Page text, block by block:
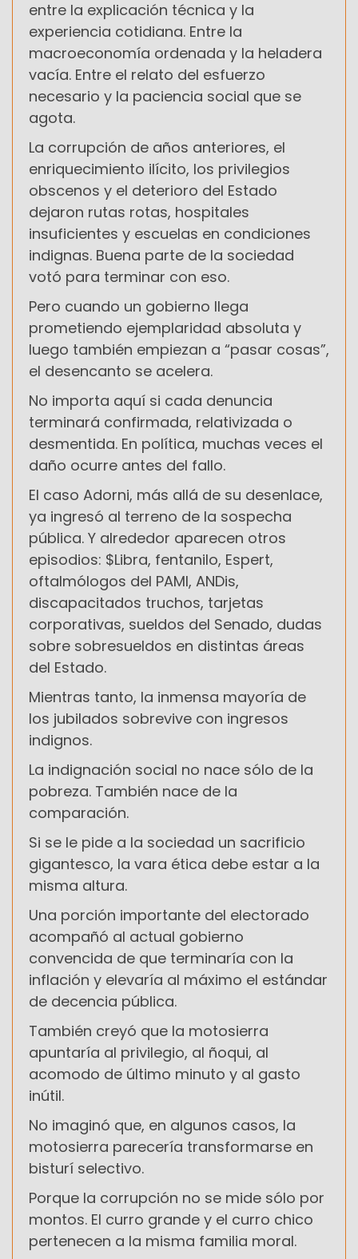
entre la explicación técnica y la
experiencia cotidiana. Entre la
macroeconomía ordenada y la heladera
vacía. Entre el relato del esfuerzo
necesario y la paciencia social que se
agota.
La corrupción de años anteriores, el
enriquecimiento ilícito, los privilegios
obscenos y el deterioro del Estado
dejaron rutas rotas, hospitales
insuficientes y escuelas en condiciones
indignas. Buena parte de la sociedad
votó para terminar con eso.
Pero cuando un gobierno llega
prometiendo ejemplaridad absoluta y
luego también empiezan a “pasar cosas”,
el desencanto se acelera.
No importa aquí si cada denuncia
terminará confirmada, relativizada o
desmentida. En política, muchas veces el
daño ocurre antes del fallo.
El caso Adorni, más allá de su desenlace,
ya ingresó al terreno de la sospecha
pública. Y alrededor aparecen otros
episodios: $Libra, fentanilo, Espert,
oftalmólogos del PAMI, ANDis,
discapacitados truchos, tarjetas
corporativas, sueldos del Senado, dudas
sobre sobresueldos en distintas áreas
del Estado.
Mientras tanto, la inmensa mayoría de
los jubilados sobrevive con ingresos
indignos.
La indignación social no nace sólo de la
pobreza. También nace de la
comparación.
Si se le pide a la sociedad un sacrificio
gigantesco, la vara ética debe estar a la
misma altura.
Una porción importante del electorado
acompañó al actual gobierno
convencida de que terminaría con la
inflación y elevaría al máximo el estándar
de decencia pública.
También creyó que la motosierra
apuntaría al privilegio, al ñoqui, al
acomodo de último minuto y al gasto
inútil.
No imaginó que, en algunos casos, la
motosierra parecería transformarse en
bisturí selectivo.
Porque la corrupción no se mide sólo por
montos. El curro grande y el curro chico
pertenecen a la misma familia moral.